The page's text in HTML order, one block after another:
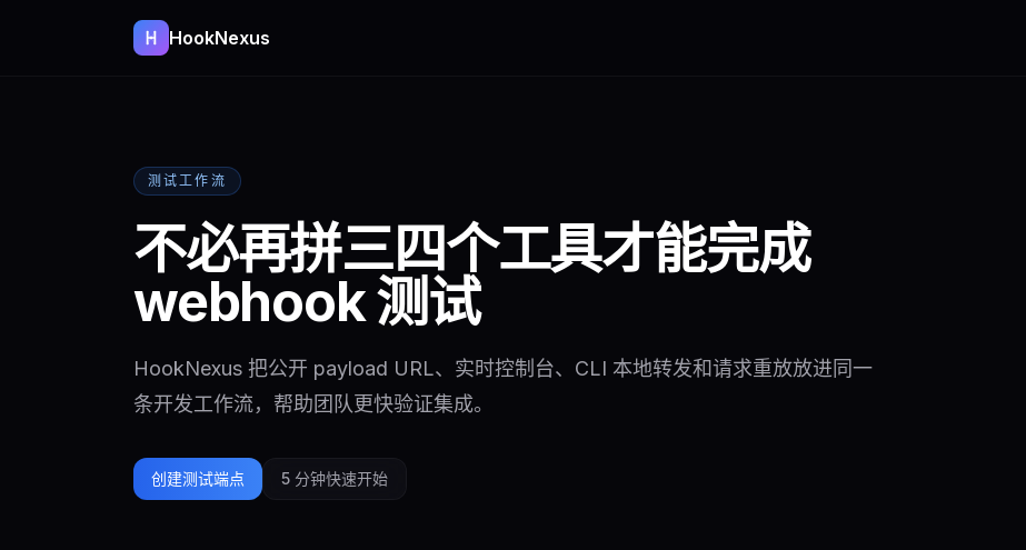
HookNexus
测试工作流
不必再拼三四个工具才能完成
webhook 测试
HookNexus 把公开 payload URL、实时控制台、CLI 本地转发和请求重放放进同一
条开发工作流，帮助团队更快验证集成。
创建测试端点 5 分钟快速开始